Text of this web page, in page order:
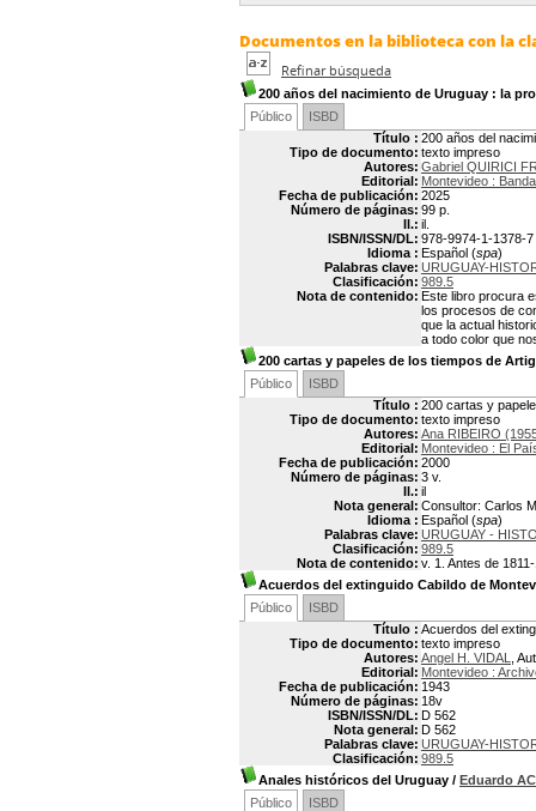
Documentos en la biblioteca con la
Refinar búsqueda
200 años del nacimiento de Uruguay : la
Público
ISBD
Título : 200 años del
Tipo de documento: texto impreso
Autores: Gabriel QUIRICI
Editorial: Montevideo :
Fecha de publicación: 2025
Número de páginas: 99 p.
Il.: il.
ISBN/ISSN/DL: 978-9974-1-1378-7
Idioma : Español (spa)
Palabras clave: URUGUAY-
Clasificación: 989.5
Nota de contenido: Este libro procura
los procesos de
que la actual
a todo color que
200 cartas y papeles de los tiempos de
Público
ISBD
Título : 200 cartas y
Tipo de documento: texto impreso
Autores: Ana RIBEIRO
Editorial: Montevideo : El
Fecha de publicación: 2000
Número de páginas: 3 v.
Il.: il
Nota general: Consultor: Carlos
Idioma : Español (spa)
Palabras clave: URUGUAY -
Clasificación: 989.5
Nota de contenido: v. 1. Antes de
Acuerdos del extinguido Cabildo de
Público
ISBD
Título : Acuerdos del
Tipo de documento: texto impreso
Autores: Angel H. VIDAL
,
Editorial: Montevideo :
Fecha de publicación: 1943
Número de páginas: 18v
ISBN/ISSN/DL: D 562
Nota general: D 562
Palabras clave: URUGUAY-
Clasificación: 989.5
Anales históricos del Uruguay / Eduardo
Público
ISBD